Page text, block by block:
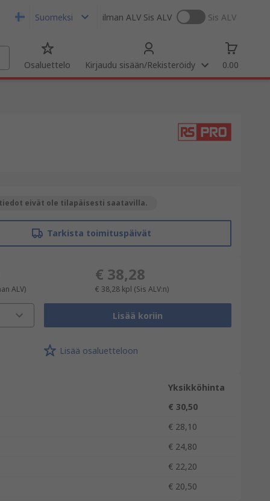
Suomeksi ilman ALV Sis ALV Sis ALV
Osaluettelo Kirjaudu sisään/Rekisteröidy 0.00
eivät ole tilapäisesti saatavilla.
Tarkista toimituspäivät
ALV)
€ 38,28
€ 38,28 kpl (Sis ALV:n)
Lisää koriin
Lisää osaluetteloon
Yksikköhinta
€ 30,50
€ 28,10
€ 24,80
€ 22,20
€ 20,50